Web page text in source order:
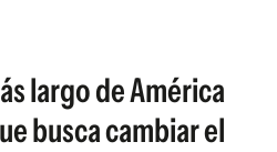
largo de América
busca cambiar el